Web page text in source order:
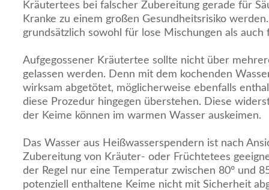
Kräutertees bei falscher Zubereitung gerade für
Kranke zu einem großen Gesundheitsrisiko
grundsätzlich sowohl für lose Mischungen als auch
Aufgegossener Kräutertee sollte nicht über
gelassen werden. Denn mit dem kochenden
wirksam abgetötet, möglicherweise ebenfalls
diese Prozedur hingegen überstehen. Diese
der Keime können im warmen Wasser auskeimen.
Das Wasser aus Heißwasserspendern ist nach
Zubereitung von Kräuter- oder Früchtetees
der Regel nur eine Temperatur zwischen 80° und
potenziell enthaltene Keime nicht mit Sicherheit